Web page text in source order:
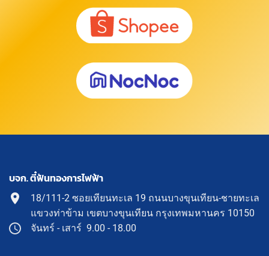
บจก. ตี๋ฟันทองการไฟฟ้า
18/111-2 ซอยเทียนทะเล 19 ถนนบางขุนเทียน-ชายทะเล
แขวงท่าข้าม เขตบางขุนเทียน กรุงเทพมหานคร 10150
จันทร์ - เสาร์ 9.00 - 18.00